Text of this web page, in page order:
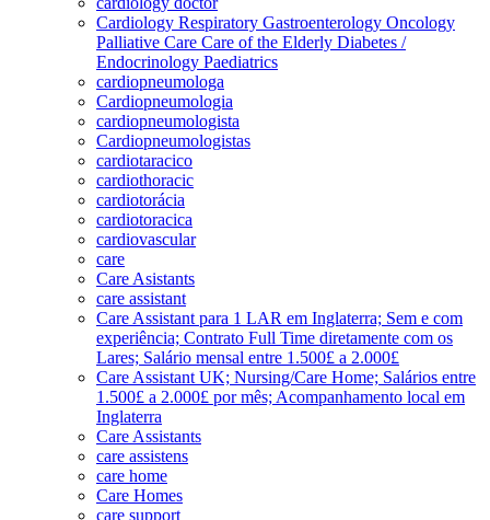
Cardiology Respiratory Gastroenterology Oncology
Palliative Care Care of the Elderly Diabetes /
Endocrinology Paediatrics
cardiopneumologa
Cardiopneumologia
cardiopneumologista
Cardiopneumologistas
cardiotaracico
cardiothoracic
cardiotorácia
cardiotoracica
cardiovascular
care
Care Asistants
care assistant
Care Assistant para 1 LAR em Inglaterra; Sem e com
experiência; Contrato Full Time diretamente com os
Lares; Salário mensal entre 1.500£ a 2.000£
Care Assistant UK; Nursing/Care Home; Salários entre
1.500£ a 2.000£ por mês; Acompanhamento local em
Inglaterra
Care Assistants
care assistens
care home
Care Homes
care support